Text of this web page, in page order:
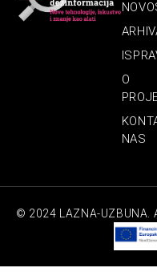
O
NAS
© 2024 LAZNA-UZBUNA.